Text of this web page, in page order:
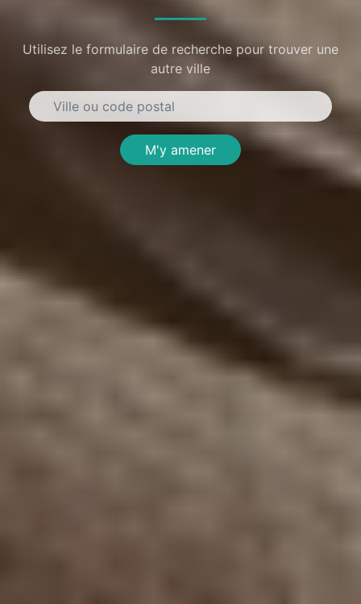
Utilisez le formulaire de recherche pour trouver une
autre ville
M'y amener